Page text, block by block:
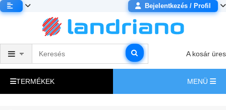
Bejelentkezés / Profil
A kosár üres
TERMÉKEK MENÜ